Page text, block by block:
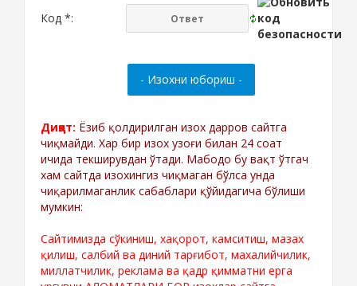
Код *:
Диққат: Ёзиб қолдирилган изох дарров сайтга
чиқмайди. Хар бир изох узоғи билан 24 соат
ичида текширувдан ўтади. Мабодо бу вақт ўтгач
хам сайтда изохингиз чиқмаган бўлса унда
чиқарилмаганлик сабаблари қўйидагича бўлиши
мумкин:
Сайтимизда сўкиниш, хақорот, камситиш, мазах
қилиш, салбий ва диний тарғибот, махалийчилик,
миллатчилик, реклама ва қадр қимматни ерга